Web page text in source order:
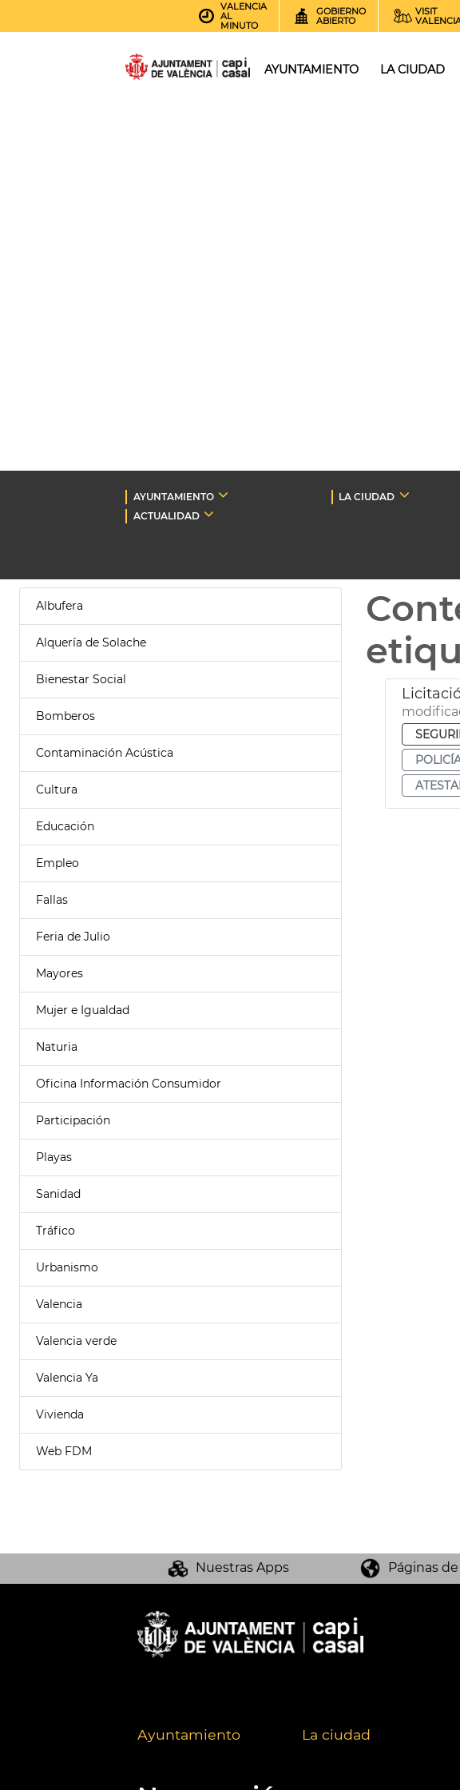
VALENCIA
AL
MINUTO
GOBIERNO
ABIERTO
VISIT
AYUNTAMIENTO LA CIUDAD
AYUNTAMIENTO LA CIUDAD
ACTUALIDAD
Albufera
Alquería de Solache
Bienestar Social
Bomberos
Contaminación Acústica
Cultura
Educación
Empleo
Fallas
Feria de Julio
Mayores
Mujer e Igualdad
Naturia
Oficina Información Consumidor
Participación
Playas
Sanidad
Tráfico
Urbanismo
Valencia
Valencia verde
Valencia Ya
Vivienda
Web FDM
Nuestras Apps Páginas
Ayuntamiento La ciudad